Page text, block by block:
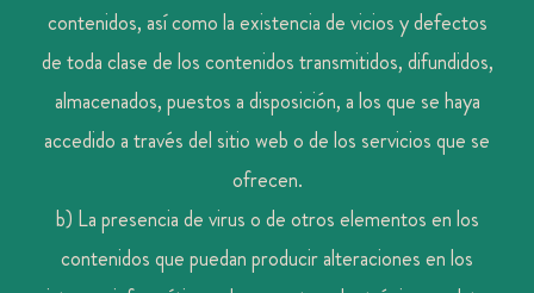
contenidos, así como la existencia de vicios y defectos
de toda clase de los contenidos transmitidos, difundidos,
almacenados, puestos a disposición, a los que se haya
accedido a través del sitio web o de los servicios que se
ofrecen.
b) La presencia de virus o de otros elementos en los
contenidos que puedan producir alteraciones en los